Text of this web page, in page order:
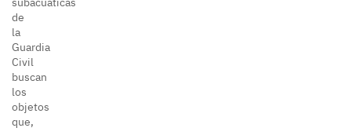
de
la
Guardia
Civil
buscan
los
objetos
que,